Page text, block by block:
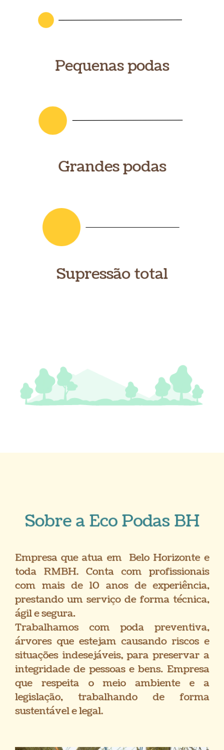
Pequenas podas
Grandes podas
Supressão total
Sobre a Eco Podas BH
Empresa que atua em Belo Horizonte e
toda RMBH. Conta com profissionais
com mais de 10 anos de experiência,
prestando um serviço de forma técnica,
ágil e segura.
Trabalhamos com poda preventiva,
árvores que estejam causando riscos e
situações indesejáveis, para preservar a
integridade de pessoas e bens. Empresa
que respeita o meio ambiente e a
legislação, trabalhando de forma
sustentável e legal.